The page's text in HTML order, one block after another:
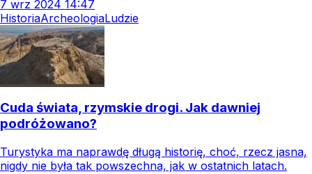
7 wrz 2024 14:47
HistoriaArcheologiaLudzie
Cuda świata, rzymskie drogi. Jak dawniej
podróżowano?
Turystyka ma naprawdę długą historię, choć, rzecz jasna,
nigdy nie była tak powszechna, jak w ostatnich latach.